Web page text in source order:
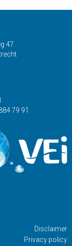
47
79 91
Disclaimer
Privacy policy